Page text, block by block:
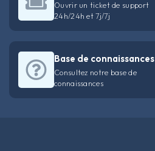
Ouvrir un ticket de support
24h/24h et 7j/7j
Base de connaissances
Consultez notre base de
connaissances